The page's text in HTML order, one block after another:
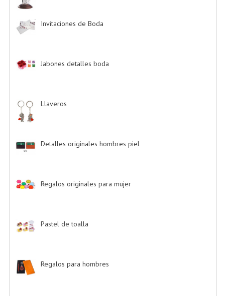
Invitaciones de Boda
Jabones detalles boda
Llaveros
Detalles originales hombres piel
Regalos originales para mujer
Pastel de toalla
Regalos para hombres